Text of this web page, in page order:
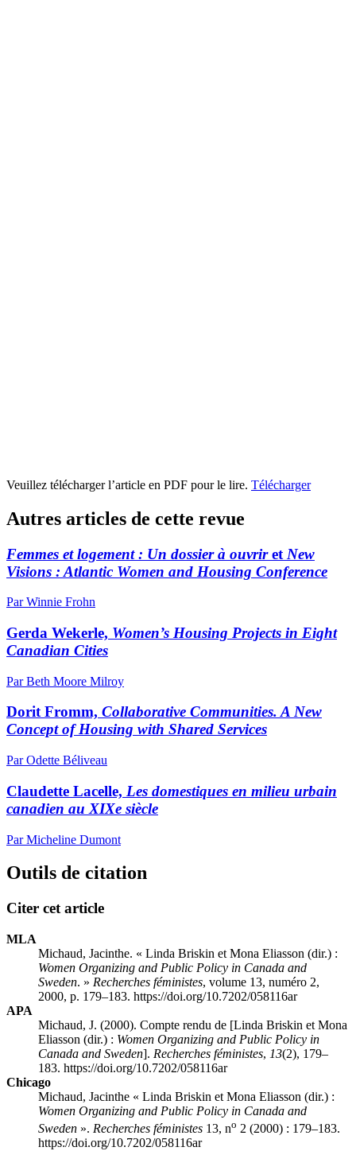
Veuillez télécharger l’article en PDF pour le lire. Télécharger
Autres articles de cette revue
Femmes et logement : Un dossier à ouvriret New
Visions : Atlantic Women and Housing Conference
Par Winnie Frohn
Gerda Wekerle, Women’s Housing Projects in Eight
Canadian Cities
Par Beth Moore Milroy
Dorit Fromm, Collaborative Communities. A New
Concept of Housing with Shared Services
Par Odette Béliveau
Claudette Lacelle, Les domestiques en milieu urbain
canadien au XIXe siècle
Par Micheline Dumont
Outils de citation
Citer cet article
MLA
Michaud, Jacinthe. « Linda Briskin et Mona Eliasson (dir.) :
Women Organizing and Public Policy in Canada and
Sweden. » Recherches féministes, volume 13, numéro 2,
2000, p. 179–183. https://doi.org/10.7202/058116ar
APA
Michaud, J. (2000). Compte rendu de [Linda Briskin et Mona
Eliasson (dir.) : Women Organizing and Public Policy in
Canada and Sweden]. Recherches féministes, 13(2), 179–
183. https://doi.org/10.7202/058116ar
Chicago
Michaud, Jacinthe « Linda Briskin et Mona Eliasson (dir.) :
Women Organizing and Public Policy in Canada and
Sweden ». Recherches féministes 13, no 2 (2000) : 179–183.
https://doi.org/10.7202/058116ar